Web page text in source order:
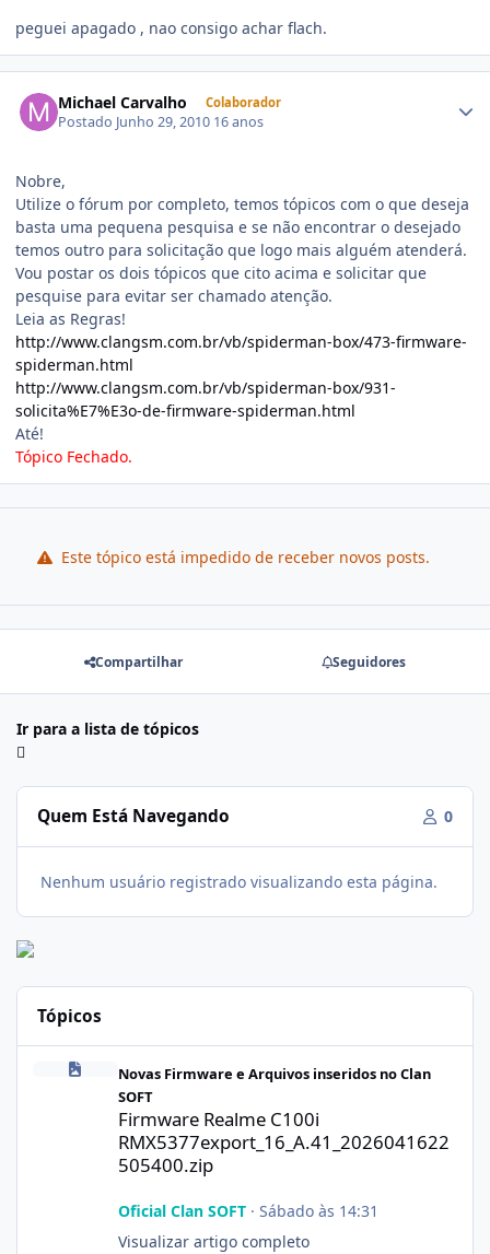
peguei apagado , nao consigo achar flach.
Michael Carvalho Colaborador
Postado Junho 29, 2010 16 anos
Nobre,
Utilize o fórum por completo, temos tópicos com o que deseja
basta uma pequena pesquisa e se não encontrar o desejado
temos outro para solicitação que logo mais alguém atenderá.
Vou postar os dois tópicos que cito acima e solicitar que
pesquise para evitar ser chamado atenção.
Leia as Regras!
http://www.clangsm.com.br/vb/spiderman-box/473-firmware-
spiderman.html
http://www.clangsm.com.br/vb/spiderman-box/931-
solicita%E7%E3o-de-firmware-spiderman.html
Até!
Tópico Fechado.
Este tópico está impedido de receber novos posts.
Compartilhar Seguidores
Ir para a lista de tópicos
Quem Está Navegando 0
Nenhum usuário registrado visualizando esta página.
Tópicos
Firmware Realme C100i
Novas Firmware e Arquivos inseridos no Clan
SOFT
Firmware Realme C100i
RMX5377export_16_A.41_2026041622
505400.zip
Oficial Clan SOFT· Sábado às 14:31
Visualizar artigo completo